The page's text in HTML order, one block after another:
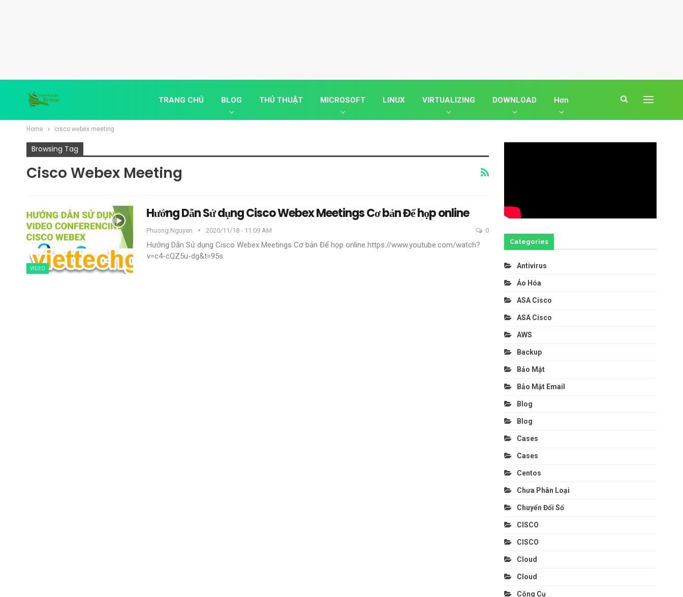
TRANG CHỦ BLOG THỦ THUẬT MICROSOFT LINUX VIRTUALIZING DOWNLOAD Hơn
Home cisco webex meeting
Browsing Tag
Cisco Webex Meeting
VIDEO
Hướng Dẫn Sử dụng Cisco Webex Meetings Cơ bản Để họp online
Phuong.nguyen 2020/11/18 - 11:09 AM 0
Hướng Dẫn Sử dụng Cisco Webex Meetings Cơ bản Để họp online https://www.youtube.com/watch?
v=c4-cQZ5u-dg&t=95s
Categories
Antivirus
Ảo Hóa
ASA Cisco
ASA Cisco
AWS
Backup
Bảo Mật
Bảo Mật Email
Blog
Blog
Cases
Cases
Centos
Chưa Phân Loại
Chuyển Đổi Số
CISCO
CISCO
Cloud
Cloud
Công Cụ